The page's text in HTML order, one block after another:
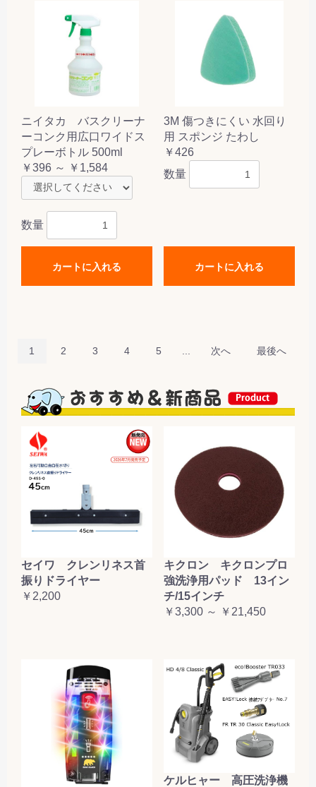
ニイタカ バスクリーナ
ーコンク用広口ワイドス
プレーボトル 500ml
￥396 ～ ￥1,584
数量
カートに入れる
3M 傷つきにくい 水回り
用 スポンジ たわし
￥426
数量
カートに入れる
1 2 3 4 5 次へ 最後へ
セイワ クレンリネス首
振りドライヤー
￥2,200
キクロン キクロンプロ
強洗浄用パッド 13イン
チ/15インチ
￥3,300 ～ ￥21,450
ケルヒャー 高圧洗浄機